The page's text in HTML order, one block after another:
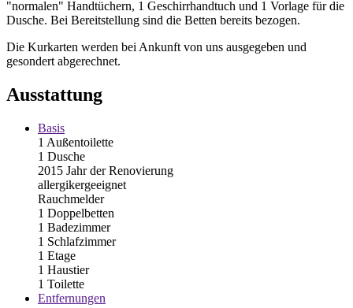
"normalen" Handtüchern, 1 Geschirrhandtuch und 1 Vorlage für die
Dusche. Bei Bereitstellung sind die Betten bereits bezogen.
Die Kurkarten werden bei Ankunft von uns ausgegeben und
gesondert abgerechnet.
Ausstattung
Basis
1 Außentoilette
1 Dusche
2015 Jahr der Renovierung
allergikergeeignet
Rauchmelder
1 Doppelbetten
1 Badezimmer
1 Schlafzimmer
1 Etage
1 Haustier
1 Toilette
Entfernungen